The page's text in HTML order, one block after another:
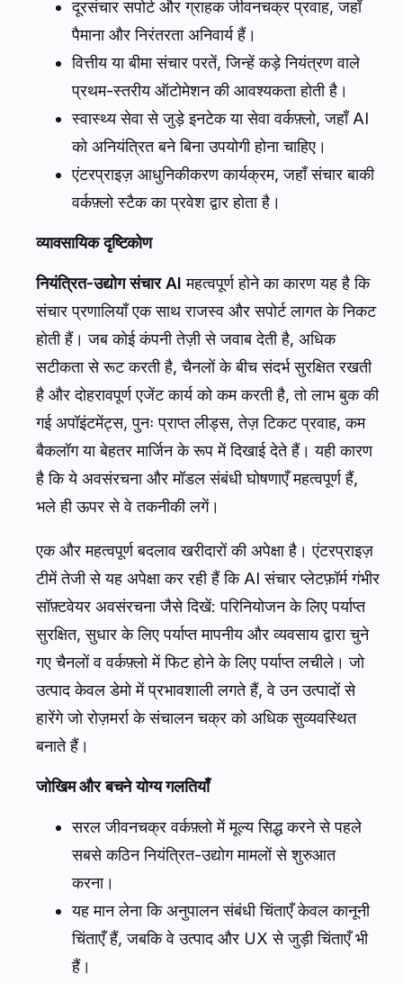
दूरसंचार सपोर्ट और ग्राहक जीवनचक्र प्रवाह, जहाँ
पैमाना और निरंतरता अनिवार्य हैं।
वित्तीय या बीमा संचार परतें, जिन्हें कड़े नियंत्रण वाले
प्रथम-स्तरीय ऑटोमेशन की आवश्यकता होती है।
स्वास्थ्य सेवा से जुड़े इनटेक या सेवा वर्कफ़्लो, जहाँ AI
को अनियंत्रित बने बिना उपयोगी होना चाहिए।
एंटरप्राइज़ आधुनिकीकरण कार्यक्रम, जहाँ संचार बाकी
वर्कफ़्लो स्टैक का प्रवेश द्वार होता है।
व्यावसायिक दृष्टिकोण
नियंत्रित-उद्योग संचार AI महत्वपूर्ण होने का कारण यह है कि
संचार प्रणालियाँ एक साथ राजस्व और सपोर्ट लागत के निकट
होती हैं। जब कोई कंपनी तेज़ी से जवाब देती है, अधिक
सटीकता से रूट करती है, चैनलों के बीच संदर्भ सुरक्षित रखती
है और दोहरावपूर्ण एजेंट कार्य को कम करती है, तो लाभ बुक की
गई अपॉइंटमेंट्स, पुनः प्राप्त लीड्स, तेज़ टिकट प्रवाह, कम
बैकलॉग या बेहतर मार्जिन के रूप में दिखाई देते हैं। यही कारण
है कि ये अवसंरचना और मॉडल संबंधी घोषणाएँ महत्वपूर्ण हैं,
भले ही ऊपर से वे तकनीकी लगें।
एक और महत्वपूर्ण बदलाव खरीदारों की अपेक्षा है। एंटरप्राइज़
टीमें तेजी से यह अपेक्षा कर रही हैं कि AI संचार प्लेटफ़ॉर्म गंभीर
सॉफ़्टवेयर अवसंरचना जैसे दिखें: परिनियोजन के लिए पर्याप्त
सुरक्षित, सुधार के लिए पर्याप्त मापनीय और व्यवसाय द्वारा चुने
गए चैनलों व वर्कफ़्लो में फिट होने के लिए पर्याप्त लचीले। जो
उत्पाद केवल डेमो में प्रभावशाली लगते हैं, वे उन उत्पादों से
हारेंगे जो रोज़मर्रा के संचालन चक्र को अधिक सुव्यवस्थित
बनाते हैं।
जोखिम और बचने योग्य गलतियाँ
सरल जीवनचक्र वर्कफ़्लो में मूल्य सिद्ध करने से पहले
सबसे कठिन नियंत्रित-उद्योग मामलों से शुरुआत
करना।
यह मान लेना कि अनुपालन संबंधी चिंताएँ केवल कानूनी
चिंताएँ हैं, जबकि वे उत्पाद और UX से जुड़ी चिंताएँ भी
हैं।